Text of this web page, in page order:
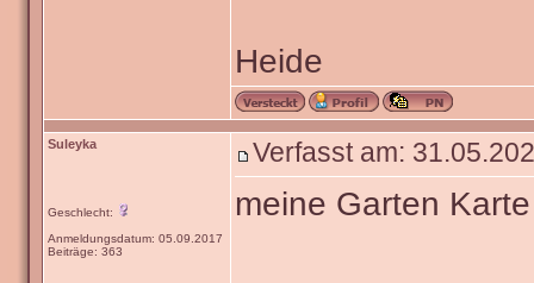
Heide
Suleyka
Geschlecht:
Anmeldungsdatum: 05.09.2017
Beiträge: 363
Verfasst am:
meine Garten Karte